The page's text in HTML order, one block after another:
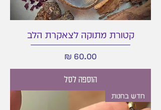
קטורת מתוקה לצאקרת הלב
מחיר
הוספה לסל
חדש בחנות